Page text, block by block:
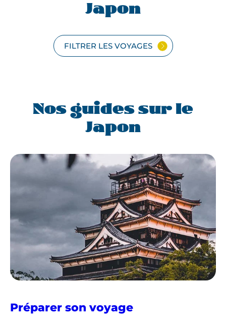
Japon
FILTRER LES VOYAGES
Nos guides sur le
Japon
Préparer son voyageau